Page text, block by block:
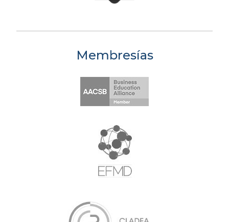
Membresías